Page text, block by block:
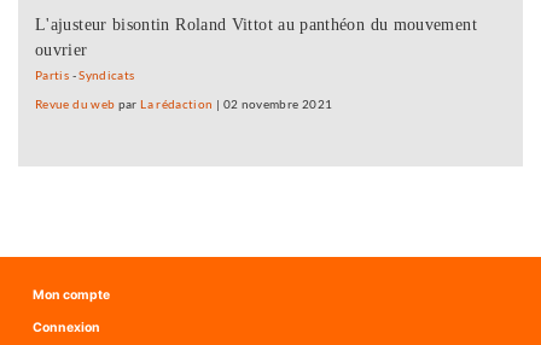
L'ajusteur bisontin Roland Vittot au panthéon du mouvement
ouvrier
Partis -Syndicats
Revue du web par La rédaction 02 novembre 2021
Mon compte
Connexion